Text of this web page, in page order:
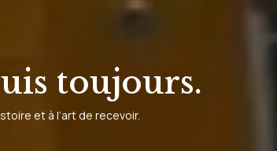
toujours.
et à l’art de recevoir.